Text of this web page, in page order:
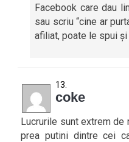
Facebook care dau
sau scriu “cine ar
afiliat, poate le spui
coke
Lucrurile sunt extrem de
prea putini dintre cei